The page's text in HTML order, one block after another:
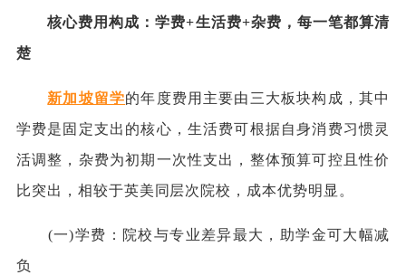
核心费用构成：学费+生活费+杂费，每一笔都算清
楚
新加坡留学的年度费用主要由三大板块构成，其中
学费是固定支出的核心，生活费可根据自身消费习惯灵
活调整，杂费为初期一次性支出，整体预算可控且性价
比突出，相较于英美同层次院校，成本优势明显。
(一)学费：院校与专业差异最大，助学金可大幅减
负